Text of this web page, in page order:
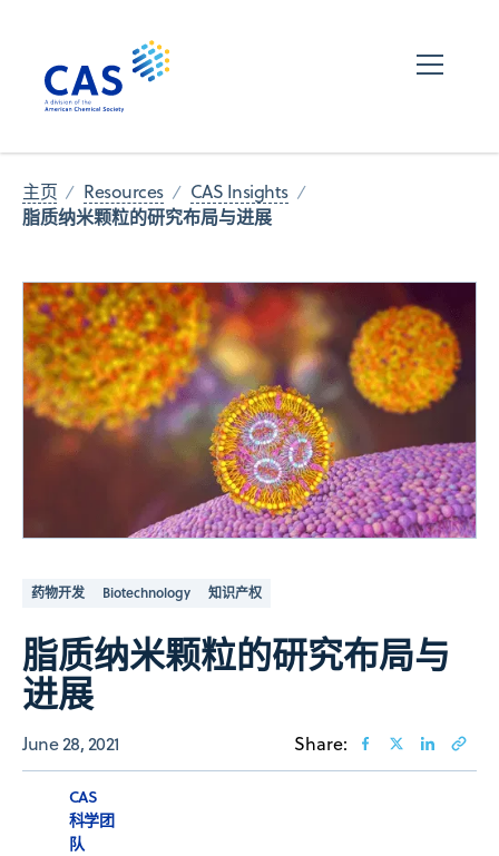
主页 Resources CAS Insights
脂质纳米颗粒的研究布局与进展
药物开发 Biotechnology 知识产权
脂质纳米颗粒的研究布局与
进展
June 28, 2021 Share:
CAS
科学团
队